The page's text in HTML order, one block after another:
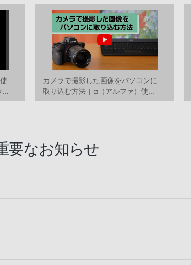
カメラで撮影した画像をパソコンに
取り込む方法 | α（アルファ）使い
かた動画
要なお知らせ